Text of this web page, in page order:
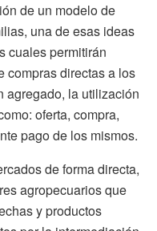
de un modelo de
una de esas ideas
cuales permitirán
compras directas a los
agregado, la utilización
oferta, compra,
pago de los mismos.
de forma directa,
agropecuarios que
y productos